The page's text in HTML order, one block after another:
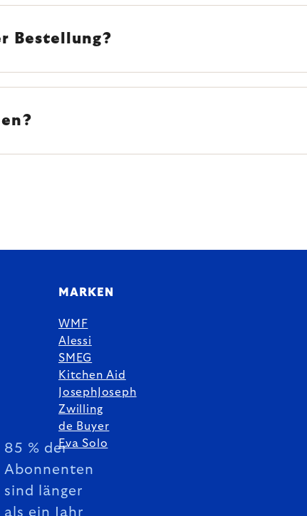
Bestellung?
85 % der
Abonnenten
sind länger
als ein Jahr
MARKEN
WMF
Alessi
SMEG
Kitchen Aid
JosephJoseph
Zwilling
de Buyer
Eva Solo